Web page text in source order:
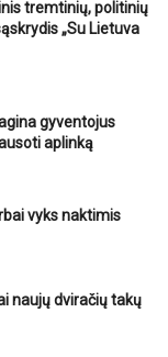
tremtinių, politinių
„Su Lietuva
gyventojus
aplinką
vyks naktimis
naujų dviračių takų